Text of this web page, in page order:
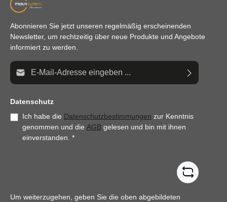
Abonnieren Sie jetzt unseren regelmäßig erscheinenden
Newsletter, um rechtzeitig über neue Produkte und Angebote
informiert zu werden.
E-Mail-Adresse*
Datenschutz
Ich habe die Datenschutzbestimmungen zur Kenntnis
genommen und die AGB gelesen und bin mit ihnen
einverstanden. *
Um weiterzugehen, geben Sie die oben abgebildeten